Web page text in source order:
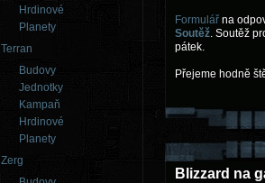
Hrdinové
Planety
Terran
Budovy
Jednotky
Kampaň
Hrdinové
Planety
Zerg
Formulář na
Soutěž. Soutěž
pátek.
Přejeme hodně
Blizzard na